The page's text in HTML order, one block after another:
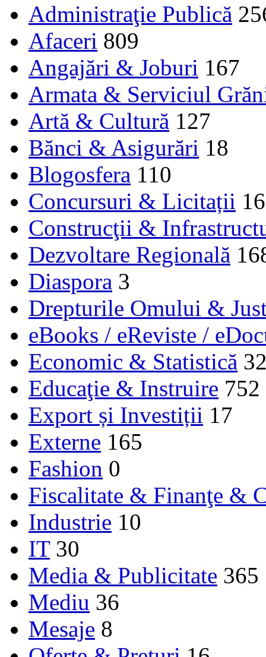
Administraţie Publică
Afaceri 809
Angajări & Joburi 167
Armata & Serviciul
Artă & Cultură 127
Bănci & Asigurări 18
Blogosfera 110
Concursuri & Licitații 16
Construcţii &
Dezvoltare Regională
Diaspora 3
Drepturile Omului &
eBooks / eReviste /
Economic & Statistică
Educaţie & Instruire 752
Export și Investiții 17
Externe 165
Fashion 0
Fiscalitate & Finanţe &
Industrie 10
IT 30
Media & Publicitate 365
Mediu 36
Mesaje 8